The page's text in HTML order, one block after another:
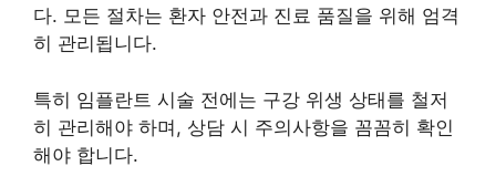
다. 모든 절차는 환자 안전과 진료 품질을 위해 엄격
히 관리됩니다.
특히 임플란트 시술 전에는 구강 위생 상태를 철저
히 관리해야 하며, 상담 시 주의사항을 꼼꼼히 확인
해야 합니다.